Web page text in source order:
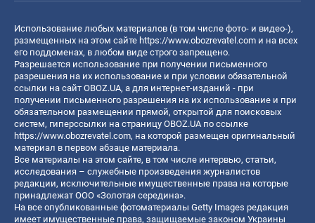
Использование любых материалов (в том числе фото- и видео-),
размещенных на этом сайте https://www.obozrevatel.com и на всех
его поддоменах, в любом виде строго запрещено.
Разрешается использование при получении письменного
разрешения на их использование и при условии обязательной
ссылки на сайт OBOZ.UA, а для интернет-изданий - при
получении письменного разрешения на их использование и при
обязательном размещении прямой, открытой для поисковых
систем, гиперссылки на страницу OBOZ.UA по ссылке
https://www.obozrevatel.com, на которой размещен оригинальный
материал в первом абзаце материала.
Все материалы на этом сайте, в том числе интервью, статьи,
исследования – служебные произведения журналистов
редакции, исключительные имущественные права на которые
принадлежат ООО «Золотая середина».
На все опубликованные фотоматериалы Getty Images редакция
имеет имущественные права, защищаемые законом Украины